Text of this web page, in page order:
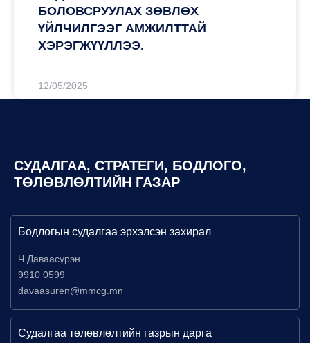
БОЛОВСРУУЛАХ ЗӨВЛӨХ
ҮЙЛЧИЛГЭЭГ АМЖИЛТТАЙ
ХЭРЭГЖҮҮЛЛЭЭ.
12/05/2025
СУДАЛГАА, СТРАТЕГИ, БОДЛОГО,
ТӨЛӨВЛӨЛТИЙН ГАЗАР
Бодлогын судалгаа эрхэлсэн захирал
Ч.Даваасүрэн
9910 0599
davaasuren@mmcg.mn
Судалгаа төлөвлөлтийн газрын дарга